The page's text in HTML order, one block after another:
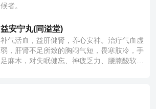
候者。
益安宁丸(同溢堂)
补气活血，益肝健肾，养心安神。治疗气血虚
弱，肝肾不足所致的胸闷气短，畏寒肢冷，手
足麻木，对失眠健忘、神疲乏力、腰膝酸软也